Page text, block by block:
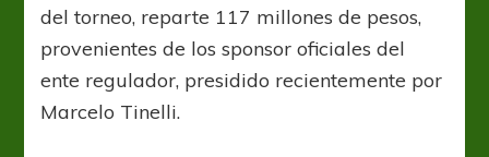
del torneo, reparte 117 millones de pesos,
provenientes de los sponsor oficiales del
ente regulador, presidido recientemente por
Marcelo Tinelli.